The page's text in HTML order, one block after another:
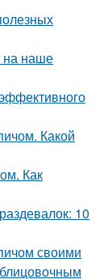
на наше
Какой
Как
10
своими